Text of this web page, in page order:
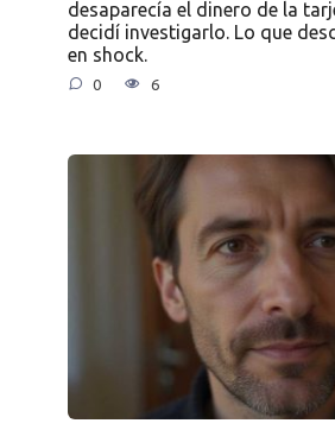
desaparecía el dinero de la
decidí investigarlo. Lo que
en shock.
0 6